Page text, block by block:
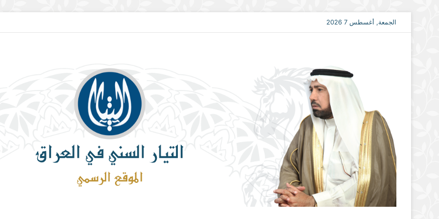
الجمعة, أغسطس 7 2026